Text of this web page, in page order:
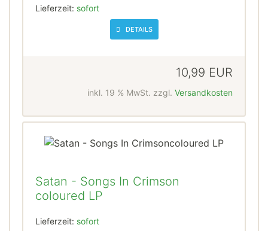
Lieferzeit: sofort
DETAILS
10,99 EUR
inkl. 19 % MwSt. zzgl. Versandkosten
Satan - Songs In Crimson
coloured LP
Lieferzeit: sofort